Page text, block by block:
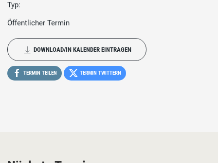
Typ:
Öffentlicher Termin
DOWNLOAD/IN KALENDER EINTRAGEN
TERMIN TEILEN TERMIN TWITTERN